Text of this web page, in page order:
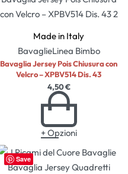
Made in Italy
BavaglieLinea Bimbo
Bavaglia Jersey Pois Chiusura con
Velcro – XPBV514 Dis. 43
4,50€
+ Opzioni
Save